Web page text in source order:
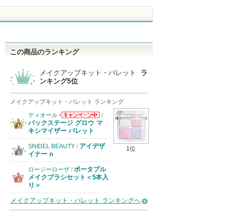
この商品のランキング
メイクアップキット・パレット
ラ
ンキング5位
メイクアップキット・パレット ランキング
1位
ディオール
ディオールから
のお知らせがあ
/
バックステージ グロウ マ
キシマイザー パレット
SNIDEL BEAUTY / アイデザ
イナー n
ロージーローザ / ポータブル
メイクブラシセット＜5本入
り＞
メイクアップキット・パレット ランキングへ